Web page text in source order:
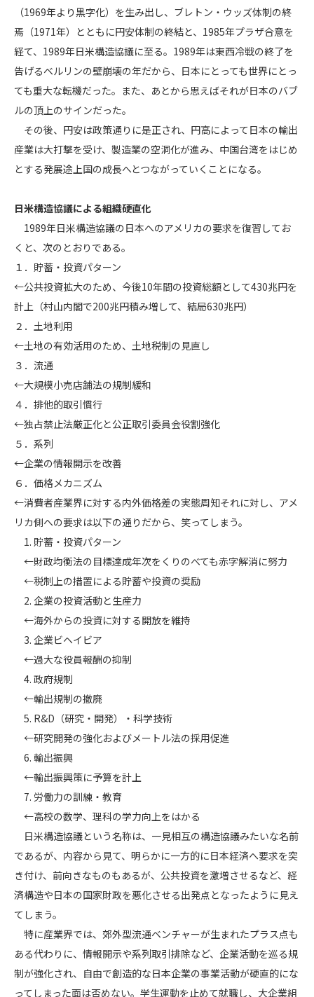
（1969年より黒字化）を生み出し、ブレトン・ウッズ体制の終
焉（1971年）とともに円安体制の終結と、1985年プラザ合意を
経て、1989年日米構造協議に至る。1989年は東西冷戦の終了を
告げるベルリンの壁崩壊の年だから、日本にとっても世界にとっ
ても重大な転機だった。また、あとから思えばそれが日本のバブ
ルの頂上のサインだった。
その後、円安は政策通りに是正され、円高によって日本の輸出
産業は大打撃を受け、製造業の空洞化が進み、中国台湾をはじめ
とする発展途上国の成長へとつながっていくことになる。
日米構造協議による組織硬直化
1989年日米構造協議の日本へのアメリカの要求を復習してお
くと、次のとおりである。
１．貯蓄・投資パターン
←公共投資拡大のため、今後10年間の投資総額として430兆円を
計上（村山内閣で200兆円積み増して、結局630兆円）
２．土地利用
←土地の有効活用のため、土地税制の見直し
３．流通
←大規模小売店舗法の規制緩和
４．排他的取引慣行
←独占禁止法厳正化と公正取引委員会役割強化
５．系列
←企業の情報開示を改善
６．価格メカニズム
←消費者産業界に対する内外価格差の実態周知それに対し、アメ
リカ側への要求は以下の通りだから、笑ってしまう。
1. 貯蓄・投資パターン
←財政均衡法の目標達成年次をくりのべても赤字解消に努力
←税制上の措置による貯蓄や投資の奨励
2. 企業の投資活動と生産力
←海外からの投資に対する開放を維持
3. 企業ビヘイビア
←過大な役員報酬の抑制
4. 政府規制
←輸出規制の撤廃
5. R&D（研究・開発）・科学技術
←研究開発の強化およびメートル法の採用促進
6. 輸出振興
←輸出振興策に予算を計上
7. 労働力の訓練・教育
←高校の数学、理科の学力向上をはかる
日米構造協議という名称は、一見相互の構造協議みたいな名前
であるが、内容から見て、明らかに一方的に日本経済へ要求を突
き付け、前向きなものもあるが、公共投資を激増させるなど、経
済構造や日本の国家財政を悪化させる出発点となったように見え
てしまう。
特に産業界では、郊外型流通ベンチャーが生まれたプラス点も
ある代わりに、情報開示や系列取引排除など、企業活動を巡る規
制が強化され、自由で創造的な日本企業の事業活動が硬直的にな
ってしまった面は否めない。学生運動を止めて就職し、大企業組